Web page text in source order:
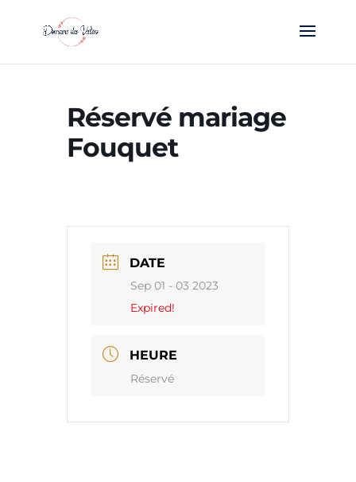
Réservé mariage
Fouquet
DATE
Sep 01 - 03 2023
Expired!
HEURE
Réservé